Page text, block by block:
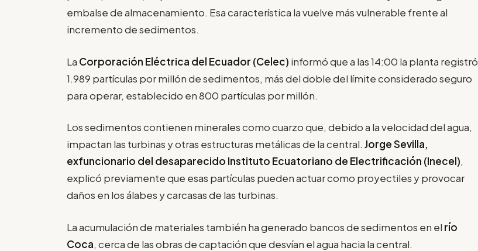
embalse de almacenamiento. Esa característica la vuelve más vulnerable frente al
incremento de sedimentos.
La Corporación Eléctrica del Ecuador (Celec) informó que a las 14:00 la planta registró
1.989 partículas por millón de sedimentos, más del doble del límite considerado seguro
para operar, establecido en 800 partículas por millón.
Los sedimentos contienen minerales como cuarzo que, debido a la velocidad del agua,
impactan las turbinas y otras estructuras metálicas de la central. Jorge Sevilla,
exfuncionario del desaparecido Instituto Ecuatoriano de Electrificación (Inecel),
explicó previamente que esas partículas pueden actuar como proyectiles y provocar
daños en los álabes y carcasas de las turbinas.
La acumulación de materiales también ha generado bancos de sedimentos en el río
Coca, cerca de las obras de captación que desvían el agua hacia la central.